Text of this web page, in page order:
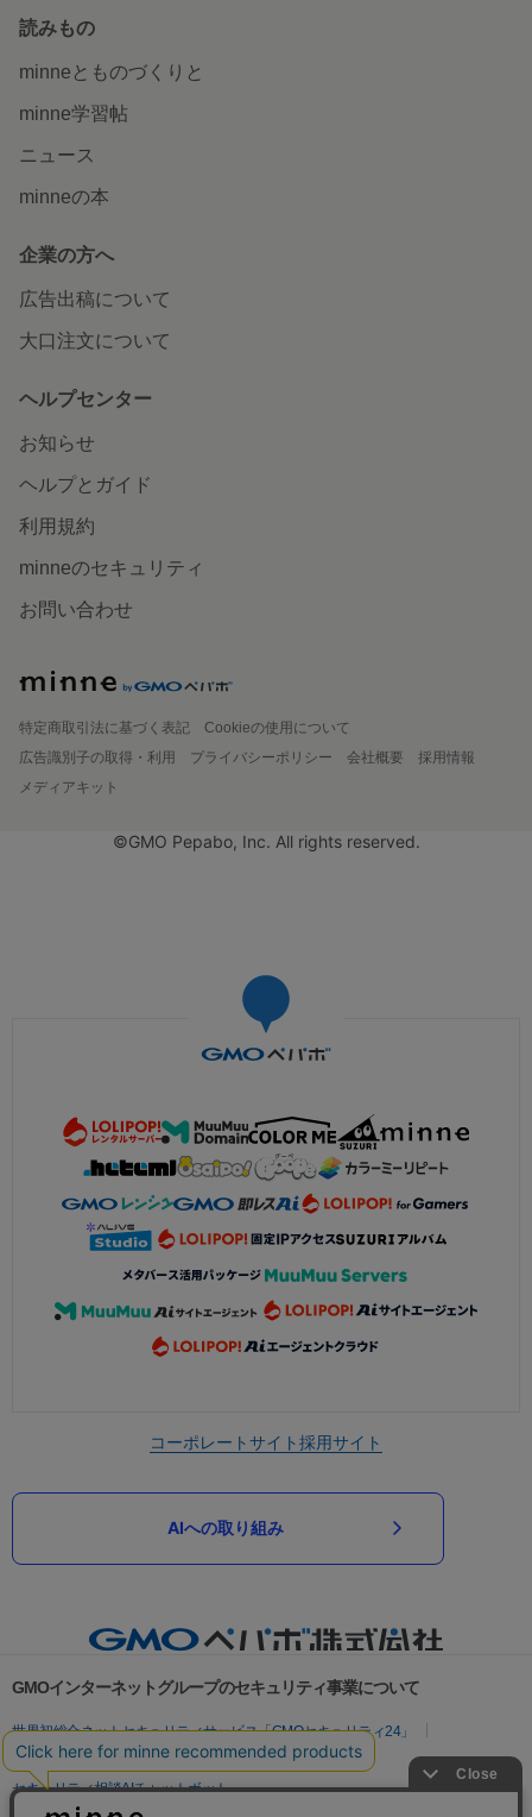
読みもの
minneとものづくりと
minne学習帖
ニュース
minneの本
企業の方へ
広告出稿について
大口注文について
ヘルプセンター
お知らせ
ヘルプとガイド
利用規約
minneのセキュリティ
お問い合わせ
特定商取引法に基づく表記
Cookieの使用について
広告識別子の取得・利用
プライバシーポリシー 会社概要
採用情報
メディアキット
©GMO Pepabo, Inc. All rights reserved.
コーポレートサイト採用サイト
AIへの取り組み
GMOインターネットグループのセキュリティ事業について
世界初総合ネットセキュリティサービス「GMOセキュリティ24」
パスワード漏洩診断
Webサイトリスク診断
セキュリティ相談AIチャットボット